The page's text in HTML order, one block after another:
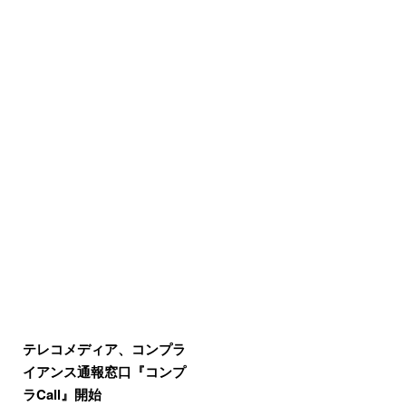
テレコメディア、コンプラ
イアンス通報窓口『コンプ
ラCall』開始